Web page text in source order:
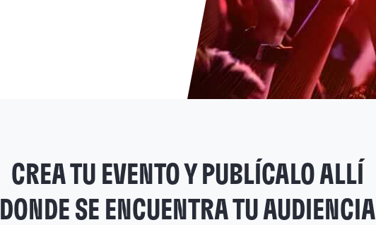
CREA TU EVENTO Y PUBLÍCALO ALLÍ
DONDE SE ENCUENTRA TU AUDIENCIA